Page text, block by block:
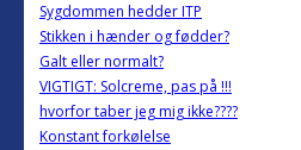
Sygdommen hedder ITP
Stikken i hænder og fødder?
Galt eller normalt?
VIGTIGT: Solcreme, pas på !!!
hvorfor taber jeg mig ikke????
Konstant forkølelse